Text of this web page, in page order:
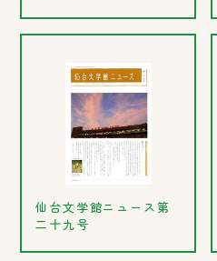
仙台文学館ニュース第
二十九号